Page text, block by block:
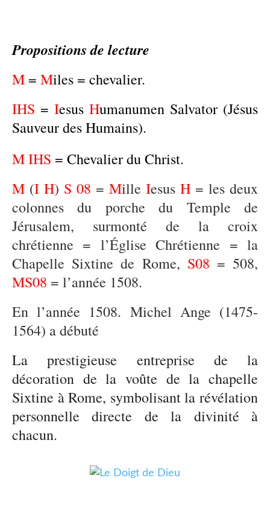
Propositions de lecture
M = Miles = chevalier.
IHS = Iesus Humanumen Salvator (Jésus
Sauveur des Humains).
M IHS = Chevalier du Christ.
M (I H) S 08 = Mille Iesus H = les deux
colonnes du porche du Temple de
Jérusalem, surmonté de la croix
chrétienne = l’Église Chrétienne = la
Chapelle Sixtine de Rome, S08 = 508,
MS08 = l’année 1508.
En l’année 1508. Michel Ange (1475-
1564) a débuté
La prestigieuse entreprise de la
décoration de la voûte de la chapelle
Sixtine à Rome, symbolisant la révélation
personnelle directe de la divinité à
chacun.